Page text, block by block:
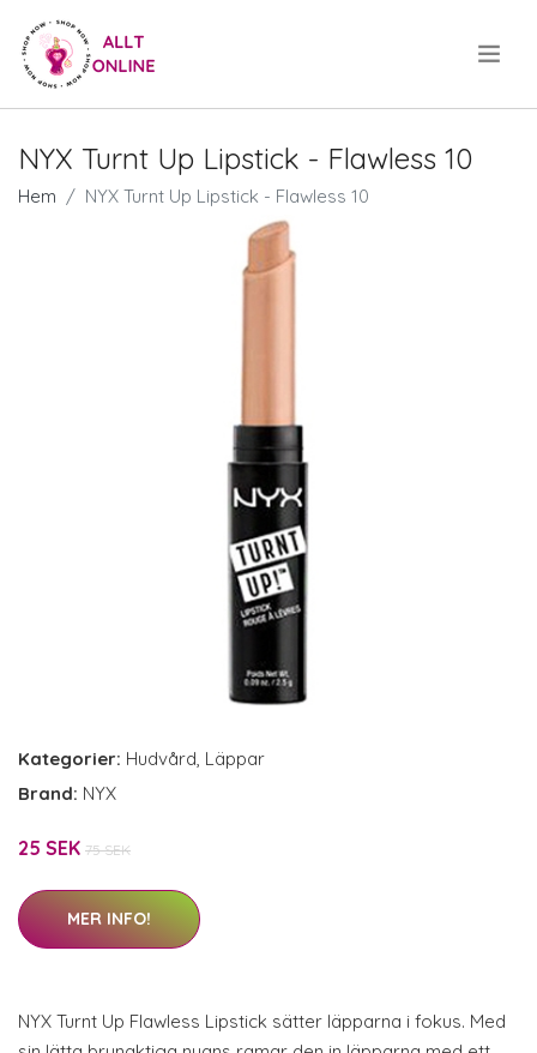
NYX Turnt Up Lipstick - Flawless 10
Hem NYX Turnt Up Lipstick - Flawless 10
Kategorier: Hudvård, Läppar
Brand: NYX
25 SEK 75 SEK
MER INFO!
NYX Turnt Up Flawless Lipstick sätter läpparna i fokus. Med